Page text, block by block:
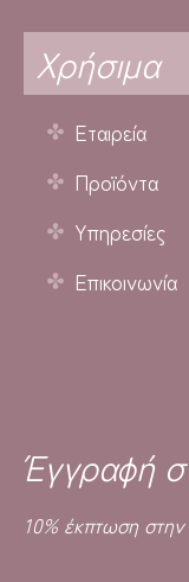
Χρήσιμα
Εταιρεία
Προϊόντα
Υπηρεσίες
Επικοινωνία
Έγγραφή
10% έκπτωση